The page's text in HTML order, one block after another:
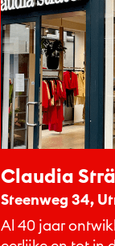
Claudia
Steenweg 34,
Al 40 jaar